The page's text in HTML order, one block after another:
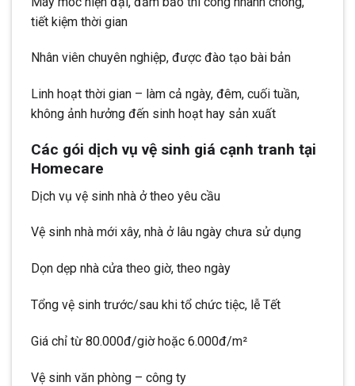
tiết kiệm thời gian
Nhân viên chuyên nghiệp, được đào tạo bài bản
Linh hoạt thời gian – làm cả ngày, đêm, cuối tuần,
không ảnh hưởng đến sinh hoạt hay sản xuất
Các gói dịch vụ vệ sinh giá cạnh tranh tại
Homecare
Dịch vụ vệ sinh nhà ở theo yêu cầu
Vệ sinh nhà mới xây, nhà ở lâu ngày chưa sử dụng
Dọn dẹp nhà cửa theo giờ, theo ngày
Tổng vệ sinh trước/sau khi tổ chức tiệc, lễ Tết
Giá chỉ từ 80.000đ/giờ hoặc 6.000đ/m²
Vệ sinh văn phòng – công ty